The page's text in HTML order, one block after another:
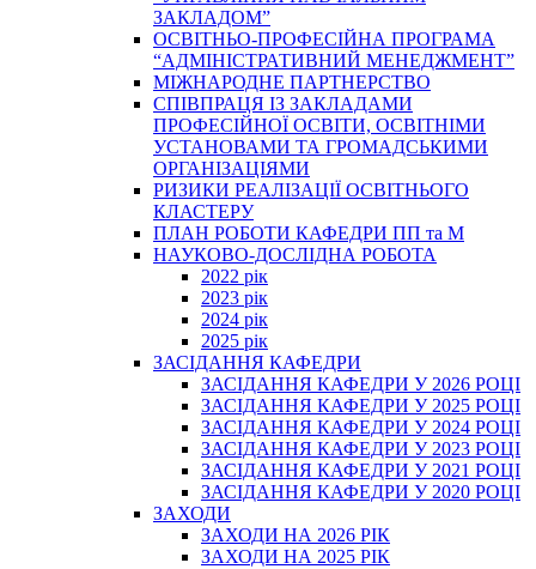
ЗАКЛАДОМ”
ОСВІТНЬО-ПРОФЕСІЙНА ПРОГРАМА
“АДМІНІСТРАТИВНИЙ МЕНЕДЖМЕНТ”
МІЖНАРОДНЕ ПАРТНЕРСТВО
СПІВПРАЦЯ ІЗ ЗАКЛАДАМИ
ПРОФЕСІЙНОЇ ОСВІТИ, ОСВІТНІМИ
УСТАНОВАМИ ТА ГРОМАДСЬКИМИ
ОРГАНІЗАЦІЯМИ
РИЗИКИ РЕАЛІЗАЦІЇ ОСВІТНЬОГО
КЛАСТЕРУ
ПЛАН РОБОТИ КАФЕДРИ ПП та М
НАУКОВО-ДОСЛІДНА РОБОТА
2022 рік
2023 рік
2024 рік
2025 рік
ЗАСІДАННЯ КАФЕДРИ
ЗАСІДАННЯ КАФЕДРИ У 2026 РОЦІ
ЗАСІДАННЯ КАФЕДРИ У 2025 РОЦІ
ЗАСІДАННЯ КАФЕДРИ У 2024 РОЦІ
ЗАСІДАННЯ КАФЕДРИ У 2023 РОЦІ
ЗАСІДАННЯ КАФЕДРИ У 2021 РОЦІ
ЗАСІДАННЯ КАФЕДРИ У 2020 РОЦІ
ЗАХОДИ
ЗАХОДИ НА 2026 РІК
ЗАХОДИ НА 2025 РІК